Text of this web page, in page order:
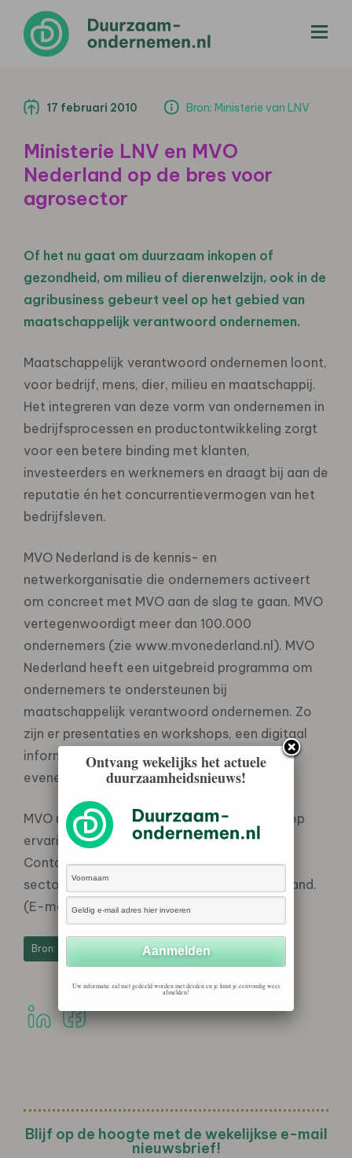
17 februari 2010 Bron: Ministerie van LNV
Ministerie LNV en MVO
Nederland op de bres voor
agrosector
Of het nu gaat om duurzaam inkopen of
gezondheid, om milieu of dierenwelzijn, ook in de
agribusiness gebeurt veel op het gebied van
maatschappelijk verantwoord ondernemen.
Maatschappelijk verantwoord ondernemen loont,
voor bedrijf, mens, dier, milieu en maatschappij.
Het integreren van deze vorm van ondernemen in
bedrijfsprocessen en productontwikkeling zorgt
voor een betere binding met klanten,
investeerders en werknemers en draagt bij aan de
reputatie én het concurrentievermogen van het
bedrijfsleven.
MVO Nederland is de kennis- en
netwerkorganisatie die ondernemers activeert
om concreet met MVO aan de slag te gaan. MVO
vertegenwoordigt meer dan 100.000
ondernemers (zie www.mvonederland.nl). MVO
Nederland heeft een uitgebreid programma om
ondernemers te ondersteunen bij
maatschappelijk verantwoord ondernemen. Zo
zijn er presentaties en workshops, een digitaal
informatieplatform en in het najaar een
evenement over MVO in de agribusiness.
MVO roept ondernemers in de agribusiness op
ervaringen op het gebied van MVO te delen.
Contactpersoon is Gerard Teuling,
sectormanager agribusiness bij MVO Nederland.
(E-mail: g.teuling@mvonederland.nl.)
Bron: Ministerie van LNV
Blijf op de hoogte met de wekelijkse e-mail
nieuwsbrief!
Ontvang wekelijks het actuele
duurzaamheidsnieuws!
Uw informatie zal niet gedeeld worden met derden en je kunt je eenvoudig weer
afmelden!